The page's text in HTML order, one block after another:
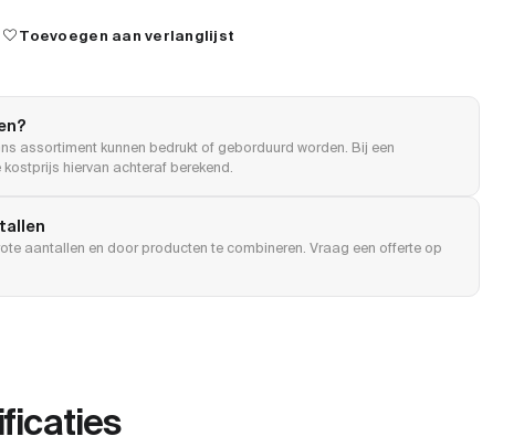
favoriteToevoegen aan verlanglijst
assortiment kunnen bedrukt of geborduurd worden. Bij een
hiervan achteraf berekend.
aantallen en door producten te combineren. Vraag een offerte op